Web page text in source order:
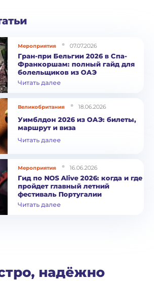
Мероприятия 07.07.2026
Гран-при Бельгии 2026 в Спа-
Франкоршам: полный гайд для
болельщиков из ОАЭ
Читать далее
Великобритания 18.06.2026
Уимблдон 2026 из ОАЭ: билеты,
маршрут и виза
Читать далее
Мероприятия 16.06.2026
Гид по NOS Alive 2026: когда и где
пройдет главный летний
фестиваль Португалии
Читать далее
надёжно